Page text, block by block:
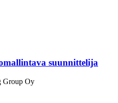
suunnittelija
Group Oy